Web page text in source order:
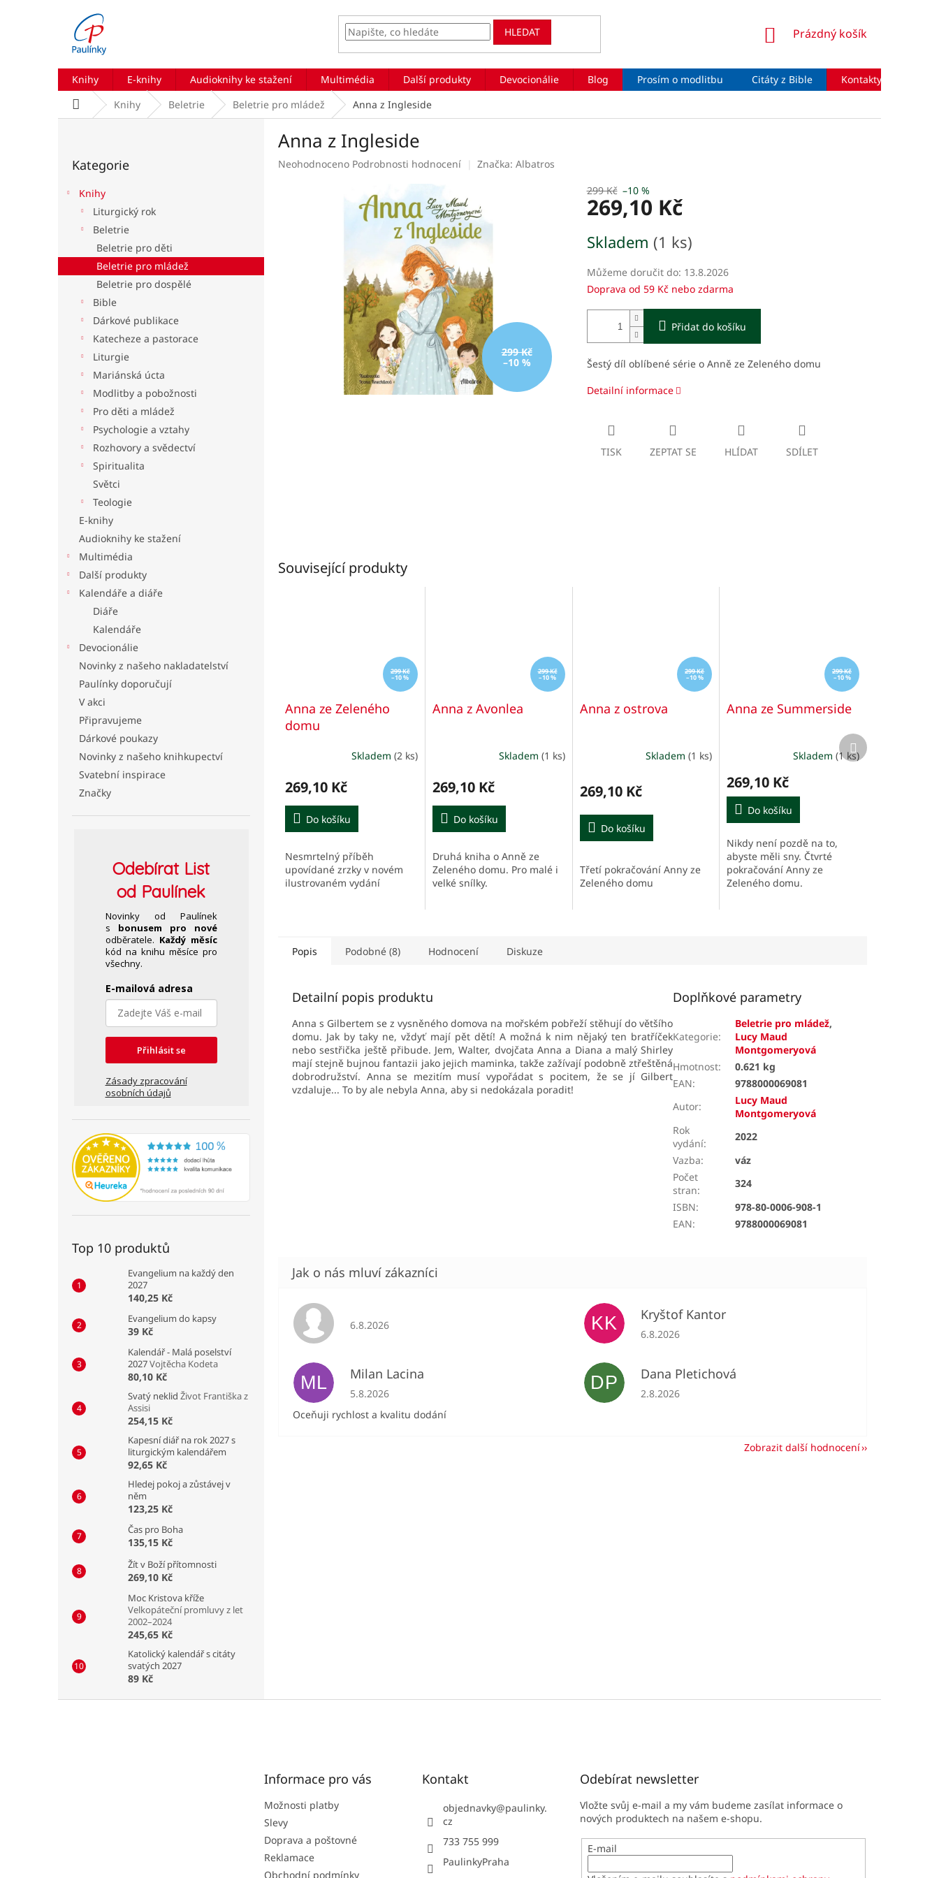
HLEDAT
NÁKUPNÍ
Prázdný košík
Knihy E-knihy Audioknihy ke stažení Multimédia Další produkty Devocionálie Blog Prosím o modlitbu Citáty z Bible Kontakty
Domů Knihy Beletrie Beletrie pro mládež Anna z Ingleside
a
kategorie
Kategorie
Knihy
Liturgický rok
Beletrie
Beletrie pro děti
Beletrie pro mládež
Beletrie pro dospělé
Bible
Dárkové publikace
Katecheze a pastorace
Liturgie
Mariánská úcta
Modlitby a pobožnosti
Pro děti a mládež
Psychologie a vztahy
Rozhovory a svědectví
Spiritualita
Světci
Teologie
E-knihy
Audioknihy ke stažení
Multimédia
Další produkty
Kalendáře a diáře
Diáře
Kalendáře
Devocionálie
Novinky z našeho nakladatelství
Paulínky doporučují
V akci
Připravujeme
Dárkové poukazy
Novinky z našeho knihkupectví
Svatební inspirace
Značky
OdebíratList
od Paulínek
Novinky od Paulínek
s bonusem pro nové
odběratele. Každý měsíc
kód na knihu měsíce pro
všechny.
E-mailová adresa
Přihlásit se
Zásady zpracování
osobních údajů
Top 10 produktů
Evangelium na každý den
2027
140,25 Kč
Evangelium do kapsy
39 Kč
Kalendář - Malá poselství
2027Vojtěcha Kodeta
80,10 Kč
Svatý neklid Život Františka z
Assisi
254,15 Kč
Kapesní diář na rok 2027 s
liturgickým kalendářem
92,65 Kč
Hledej pokoj a zůstávej v
něm
123,25 Kč
Čas pro Boha
135,15 Kč
Žít v Boží přítomnosti
269,10 Kč
Moc Kristova kříže
Velkopáteční promluvy z let
2002–2024
245,65 Kč
Katolický kalendář s citáty
svatých 2027
89 Kč
Anna z Ingleside
Průměrné
Neohodnoceno Podrobnosti hodnocení Značka: Albatros
299 Kč
–10 %
299 Kč –10 %
269,10 Kč
cena:
Skladem (1 ks)
Můžeme doručit do: 13.8.2026
Doprava od 59 Kč nebo zdarma
Přidat do košíku
Šestý díl oblíbené série o Anně ze Zeleného domu
Detailní informace
TISK ZEPTAT SE HLÍDAT SDÍLET
Související produkty
299 Kč
–10 %
Anna ze Zeleného
domu
Skladem (2 ks)
269,10 Kč
Do košíku
Nesmrtelný příběh
upovídané zrzky v novém
ilustrovaném vydání
299 Kč
–10 %
Anna z Avonlea
produktu
5,0
hvězdiček.
Skladem (1 ks)
269,10 Kč
Do košíku
Druhá kniha o Anně ze
Zeleného domu. Pro malé i
velké snílky.
299 Kč
–10 %
Anna z ostrova
produktu
je
Skladem(1 ks)
269,10 Kč
Do košíku
Třetí pokračování Anny ze
Zeleného domu
299 Kč
–10 %
Anna ze Summerside
Skladem (1 ks)
269,10 Kč
Do košíku
Nikdy není pozdě na to,
abyste měli sny. Čtvrté
pokračování Anny ze
Zeleného domu.
Další
produkt
Popis Podobné (8) Hodnocení Diskuze
Detailní popis produktu
Anna s Gilbertem se z vysněného domova na mořském pobřeží stěhují do většího
domu. Jak by taky ne, vždyť mají pět dětí! A možná k nim nějaký ten bratříček
nebo sestřička ještě přibude. Jem, Walter, dvojčata Anna a Diana a malý Shirley
mají stejně bujnou fantazii jako jejich maminka, takže zažívají podobně ztřeštěná
dobrodružství. Anna se mezitím musí vypořádat s pocitem, že se jí Gilbert
vzdaluje... To by ale nebyla Anna, aby si nedokázala poradit!
Doplňkové parametry
Kategorie:
Beletrie pro mládež,
Lucy Maud
Montgomeryová
Hmotnost:
0.621 kg
EAN:
9788000069081
Autor:
Lucy Maud
Montgomeryová
Rok
vydání:
2022
Vazba:
váz
Počet
stran:
324
ISBN:
978-80-0006-908-1
EAN: 9788000069081
Hodnocení obchodu je 5 z 5 hvězdiček.
6.8.2026 KK Kryštof Kantor
Hodnocení obchodu je 5 z 5 hvězdiček.
6.8.2026
ML Milan Lacina
Hodnocení obchodu je 5 z 5 hvězdiček.
5.8.2026
Oceňuji rychlost a kvalitu dodání
DP Dana Pletichová
Hodnocení obchodu je 5 z 5 hvězdiček.
2.8.2026
Zobrazit další hodnocení
Informace pro vás
Možnosti platby
Slevy
Doprava a poštovné
Reklamace
Obchodní podmínky
Kontakt
objednavky@paulinky.
cz
733 755 999
PaulinkyPraha
Odebírat newsletter
Vložte svůj e-mail a my vám budeme zasílat informace o
nových produktech na našem e-shopu.
E-mail